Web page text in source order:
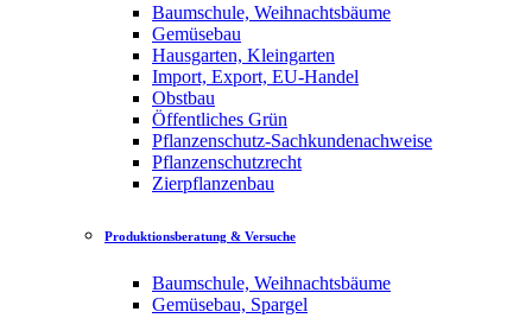
Baumschule, Weihnachtsbäume
Gemüsebau
Hausgarten, Kleingarten
Import, Export, EU-Handel
Obstbau
Öffentliches Grün
Pflanzenschutz-Sachkundenachweise
Pflanzenschutzrecht
Zierpflanzenbau
Produktionsberatung & Versuche
Baumschule, Weihnachtsbäume
Gemüsebau, Spargel